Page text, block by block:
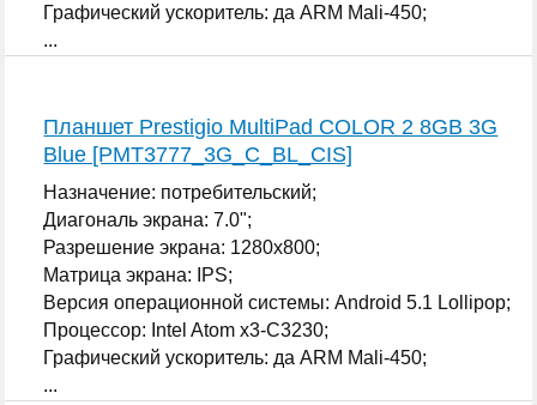
Графический ускоритель: да ARM Mali-450;
...
Планшет Prestigio MultiPad COLOR 2 8GB 3G
Blue [PMT3777_3G_C_BL_CIS]
Назначение: потребительский;
Диагональ экрана: 7.0";
Разрешение экрана: 1280x800;
Матрица экрана: IPS;
Версия операционной системы: Android 5.1 Lollipop;
Процессор: Intel Atom x3-C3230;
Графический ускоритель: да ARM Mali-450;
...